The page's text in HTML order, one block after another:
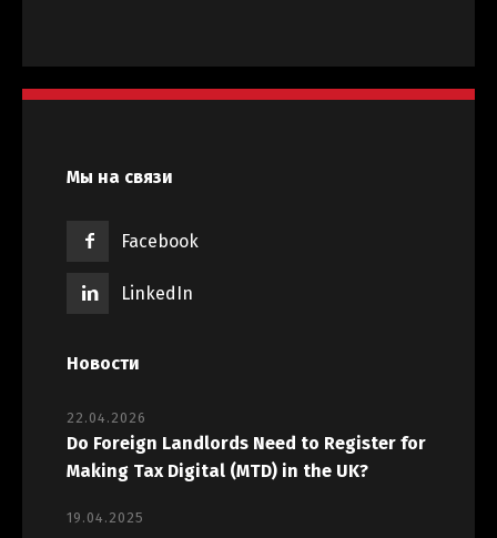
Мы на связи
Facebook
LinkedIn
Новости
22.04.2026
Do Foreign Landlords Need to Register for
Making Tax Digital (MTD) in the UK?
19.04.2025